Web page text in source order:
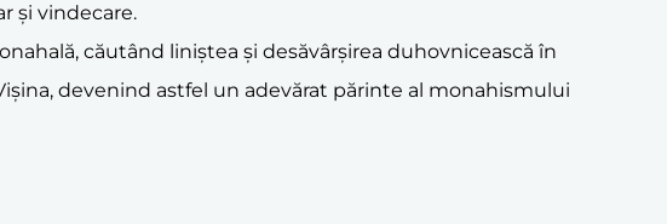
și vindecare.
căutând liniștea și desăvârșirea duhovnicească în
devenind astfel un adevărat părinte al monahismului